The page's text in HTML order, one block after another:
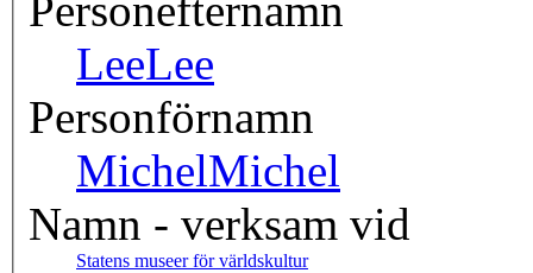
LeeLee
Personförnamn
MichelMichel
Namn - verksam vid
Statens museer för världskultur